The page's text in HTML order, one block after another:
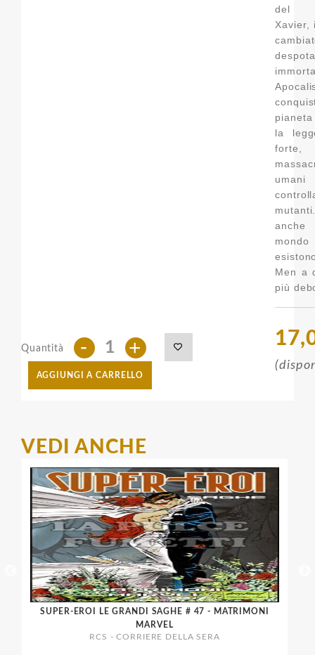
del
Xavier,
despota
la
forte,
anche
Men a
più
Quantità - +
AGGIUNGI A CARRELLO
VEDI ANCHE
SUPER-EROI LE GRANDI SAGHE # 47 - MATRIMONI
MARVEL
RCS - CORRIERE DELLA SERA